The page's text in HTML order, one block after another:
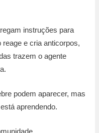
instruções para
e cria anticorpos,
trazem o agente
podem aparecer, mas
aprendendo.